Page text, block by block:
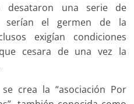
desataron una serie de
serían el germen de la
exigían condiciones
cesara de una vez la
crea la “asociación Por